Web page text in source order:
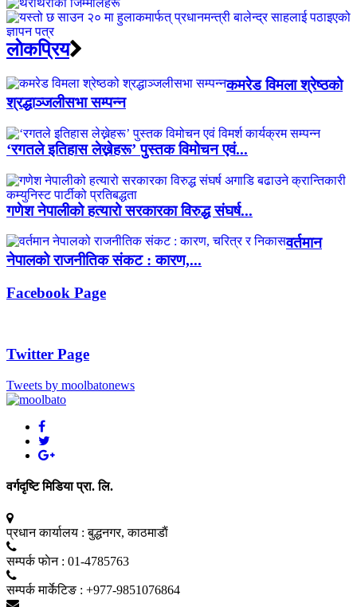
लाेकप्रिय
कमरेड विमला श्रेष्ठको
श्रद्धाञ्जलीसभा सम्पन्न
‘रगतले इतिहास लेख्नेहरू’ पुस्तक विमोचन एवं...
गणेश नेपालीको हत्यारो सरकारका विरुद्ध संघर्ष...
वर्तमान
नेपालको राजनीतिक संकट : कारण,...
Facebook Page
Twitter Page
Tweets by moolbatonews
वर्गदृष्टि मिडिया प्रा. लि.
प्रधान कार्यालय : बुद्धनगर, काठमाडाैं
सम्पर्क फाेन : 01-4785763
सम्पर्क मार्केटिङ : +977-9851076864